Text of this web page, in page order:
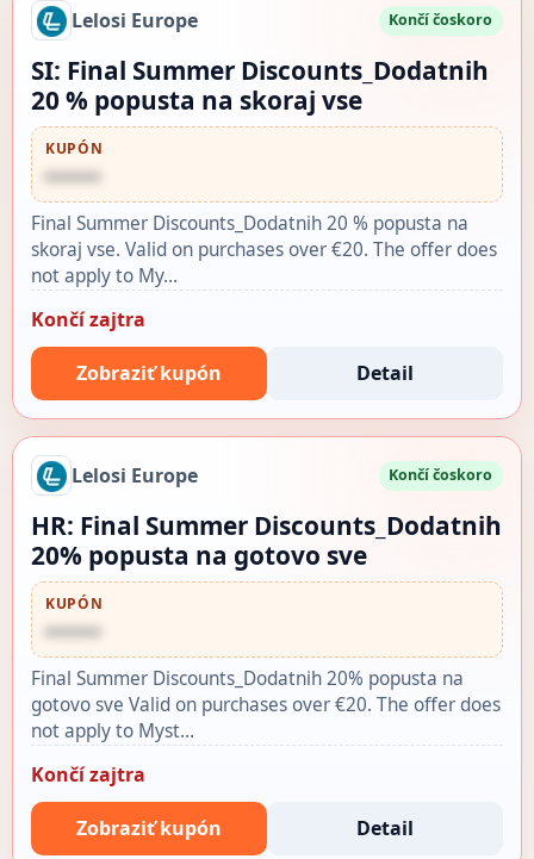
Lelosi Europe Končí čoskoro
SI: Final Summer Discounts_Dodatnih
20 % popusta na skoraj vse
KUPÓN
••••••
Final Summer Discounts_Dodatnih 20 % popusta na
skoraj vse. Valid on purchases over €20. The offer does
not apply to My…
Končí zajtra
Zobraziť kupón Detail
Lelosi Europe Končí čoskoro
HR: Final Summer Discounts_Dodatnih
20% popusta na gotovo sve
KUPÓN
••••••
Final Summer Discounts_Dodatnih 20% popusta na
gotovo sve Valid on purchases over €20. The offer does
not apply to Myst…
Končí zajtra
Zobraziť kupón Detail